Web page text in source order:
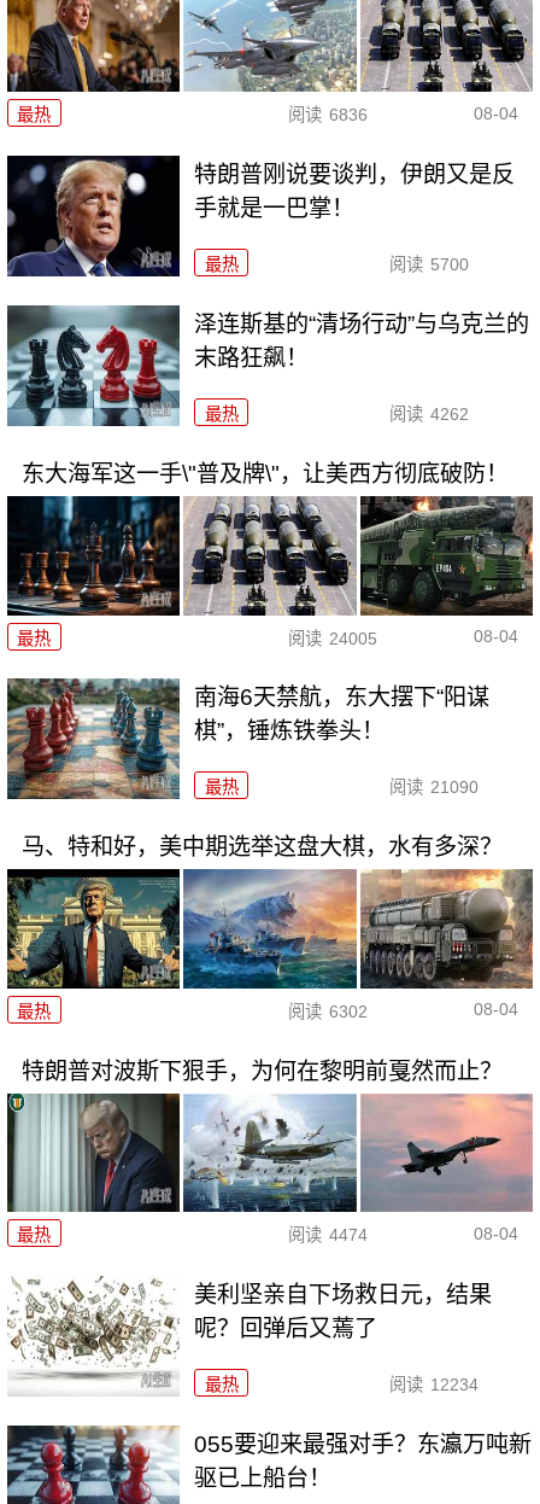
最热 阅读 6836 08-04
特朗普刚说要谈判，伊朗又是反
手就是一巴掌！
最热 阅读 5700
泽连斯基的“清场行动”与乌克兰的
末路狂飙！
最热 阅读 4262
东大海军这一手\"普及牌\"，让美西方彻底破防！
最热 阅读 24005 08-04
南海6天禁航，东大摆下“阳谋
棋”，锤炼铁拳头！
最热 阅读 21090
马、特和好，美中期选举这盘大棋，水有多深？
最热 阅读 6302 08-04
特朗普对波斯下狠手，为何在黎明前戛然而止？
最热 阅读 4474 08-04
美利坚亲自下场救日元，结果
呢？回弹后又蔫了
最热 阅读 12234
055要迎来最强对手？东瀛万吨新
驱已上船台！